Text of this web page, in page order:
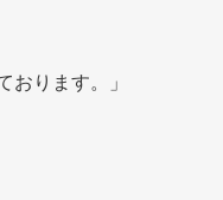
おります。」